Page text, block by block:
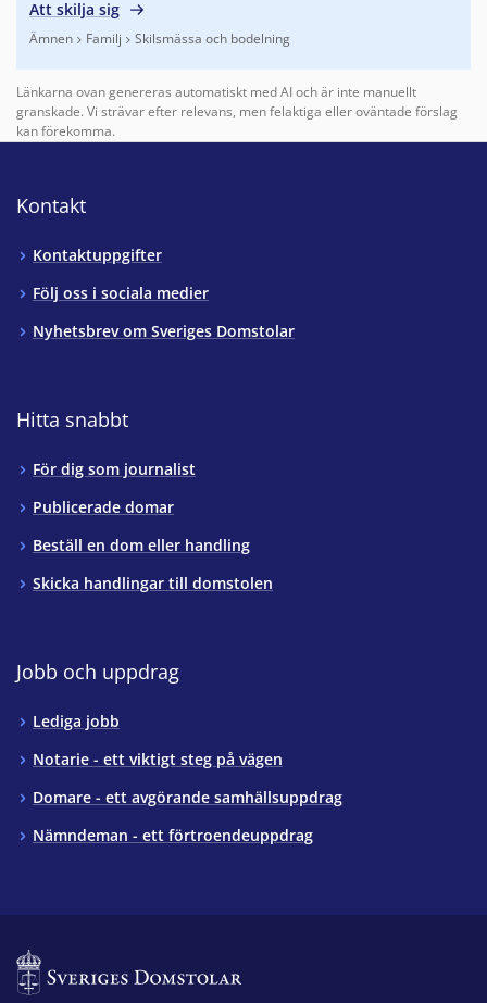
Att skilja sig
Ämnen Familj Skilsmässa och bodelning
Länkarna ovan genereras automatiskt med AI och är inte manuellt
granskade. Vi strävar efter relevans, men felaktiga eller oväntade förslag
kan förekomma.
Kontakt
Kontaktuppgifter
Följ oss i sociala medier
Nyhetsbrev om Sveriges Domstolar
Hitta snabbt
För dig som journalist
Publicerade domar
Beställ en dom eller handling
Skicka handlingar till domstolen
Jobb och uppdrag
Lediga jobb
Notarie - ett viktigt steg på vägen
Domare - ett avgörande samhällsuppdrag
Nämndeman - ett förtroendeuppdrag